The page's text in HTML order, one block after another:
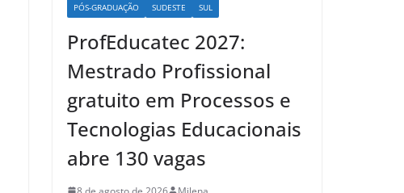
PÓS-GRADUAÇÃO
SUDESTE SUL
ProfEducatec 2027:
Mestrado Profissional
gratuito em Processos e
Tecnologias Educacionais
abre 130 vagas